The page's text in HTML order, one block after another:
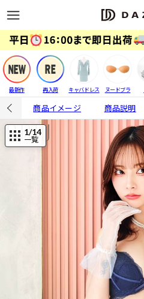
最新作 再入荷 キャバドレス ヌードブラ
商品イメージ 商品説明
1/14
一覧